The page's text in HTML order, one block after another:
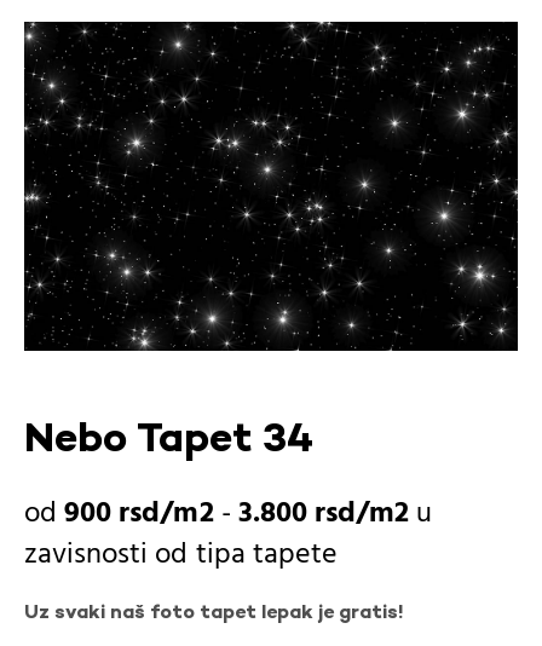
Nebo Tapet 34
900rsd -3.800rsd
u
zavisnosti od tipa tapete
Uz svaki naš foto tapet lepak je gratis!